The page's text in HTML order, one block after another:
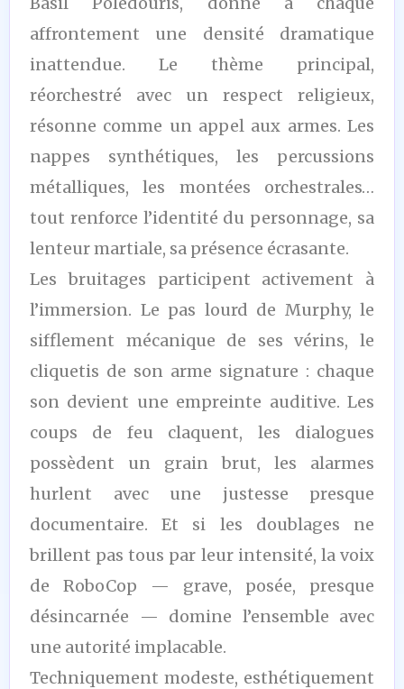
affrontement une densité dramatique
inattendue. Le thème principal,
réorchestré avec un respect religieux,
résonne comme un appel aux armes. Les
nappes synthétiques, les percussions
métalliques, les montées orchestrales…
tout renforce l’identité du personnage, sa
lenteur martiale, sa présence écrasante.
Les bruitages participent activement à
l’immersion. Le pas lourd de Murphy, le
sifflement mécanique de ses vérins, le
cliquetis de son arme signature : chaque
son devient une empreinte auditive. Les
coups de feu claquent, les dialogues
possèdent un grain brut, les alarmes
hurlent avec une justesse presque
documentaire. Et si les doublages ne
brillent pas tous par leur intensité, la voix
de RoboCop — grave, posée, presque
désincarnée — domine l’ensemble avec
une autorité implacable.
Techniquement modeste, esthétiquement